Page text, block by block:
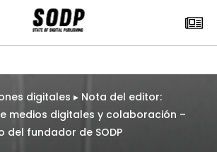
digitales ▸ Nota del editor:
medios digitales y colaboración –
del fundador de SODP